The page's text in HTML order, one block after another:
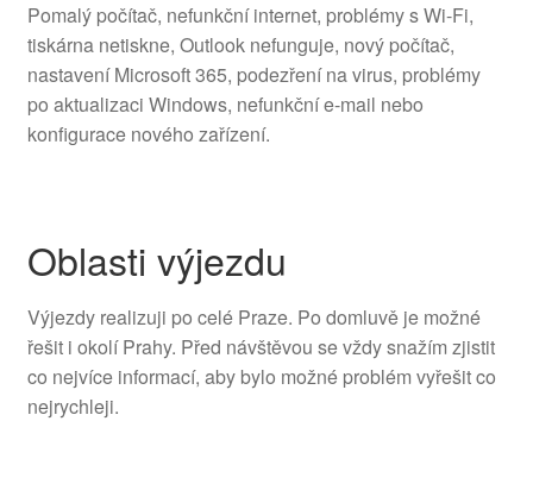
Pomalý počítač, nefunkční internet, problémy s Wi-Fi,
tiskárna netiskne, Outlook nefunguje, nový počítač,
nastavení Microsoft 365, podezření na virus, problémy
po aktualizaci Windows, nefunkční e-mail nebo
konfigurace nového zařízení.
Oblasti výjezdu
Výjezdy realizuji po celé Praze. Po domluvě je možné
řešit i okolí Prahy. Před návštěvou se vždy snažím zjistit
co nejvíce informací, aby bylo možné problém vyřešit co
nejrychleji.